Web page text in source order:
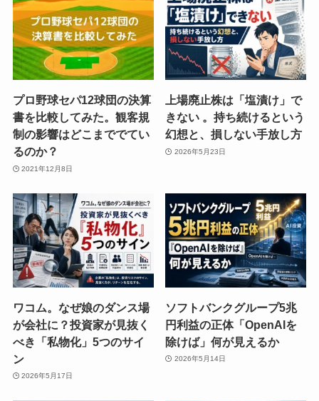
プロ野球セパ12球団の決算
書を比較してみた。観客規
制の影響はどこまででてい
るのか？
2021年12月8日
上場廃止株は「塩漬け」で
きない 。持ち続けるという
幻想と、損しない手放し方
2026年5月23日
ワコム。なぜ娘のダンス場
が会社に？投資家が見抜く
べき「私物化」5つのサイ
ン
2026年5月17日
ソフトバンクグループ5兆
円利益の正体「OpenAIを
除けば」何が見えるか
2026年5月14日